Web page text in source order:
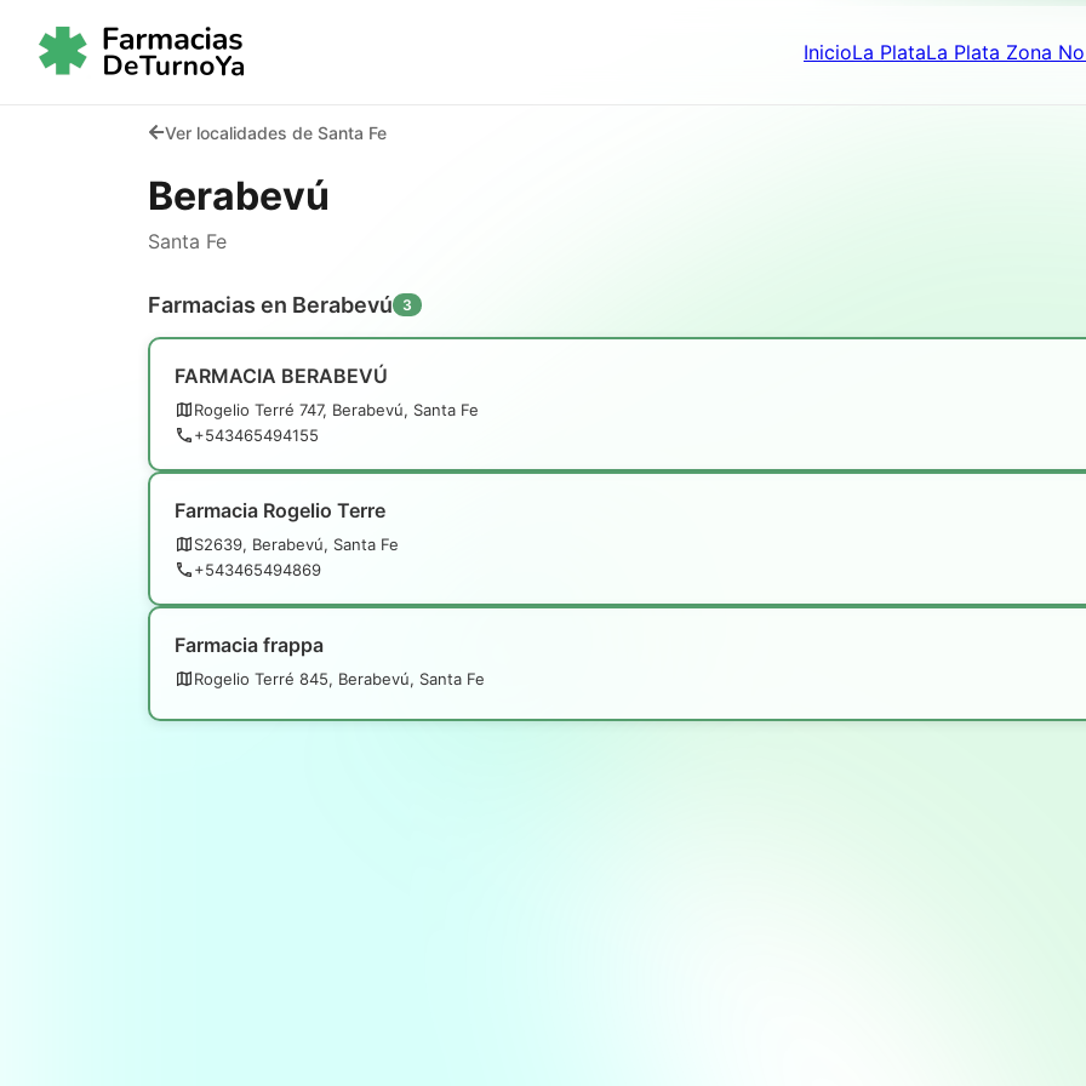
InicioLa PlataLa Plata Zona
Ver localidades de Santa Fe
Berabevú
Santa Fe
Farmacias en Berabevú 3
FARMACIA BERABEVÚ
Rogelio Terré 747, Berabevú, Santa Fe
+543465494155
Farmacia Rogelio Terre
S2639, Berabevú, Santa Fe
+543465494869
Farmacia frappa
Rogelio Terré 845, Berabevú, Santa Fe